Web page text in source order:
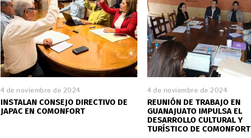
4 de noviembre de 2024
INSTALAN CONSEJO DIRECTIVO DE
JAPAC EN COMONFORT
4 de noviembre de 2024
REUNIÓN DE TRABAJO EN
GUANAJUATO IMPULSA EL
DESARROLLO CULTURAL Y
TURÍSTICO DE COMONFORT